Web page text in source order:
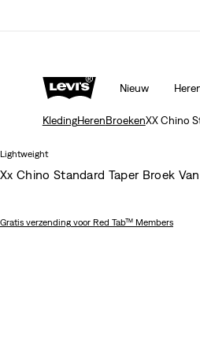
Nieuw
KledingHerenBroekenXX Chino
Lightweight
Xx Chino Standard Taper Broek
Gratis verzending voor Red Tab™ Members